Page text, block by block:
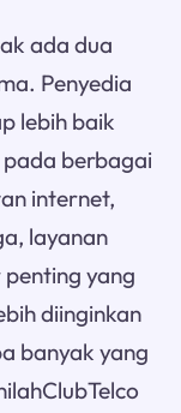
ada dua
Penyedia
lebih baik
berbagai
internet,
layanan
yang
diinginkan
banyak yang